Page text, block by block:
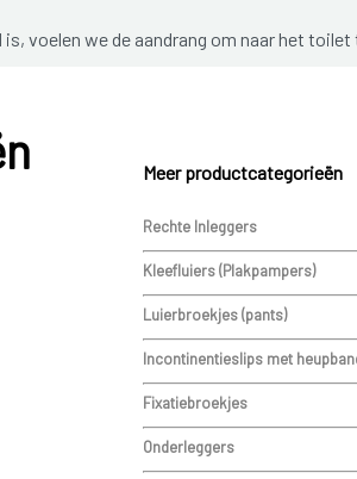
is, voelen we de aandrang om naar het
sluitspier, zodat de stoelgang naar buiten
speelt ook de bekkenbodem een
ondersteunt.
Meer productcategorieën
Rechte Inleggers
Kleefluiers (Plakpampers)
Luierbroekjes (pants)
Incontinentieslips met
Fixatiebroekjes
Onderleggers